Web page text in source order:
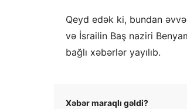
Qeyd edək ki, bundan
və İsrailin Baş naziri
bağlı xəbərlər yayılıb.
Xəbər maraqlı gəldi?